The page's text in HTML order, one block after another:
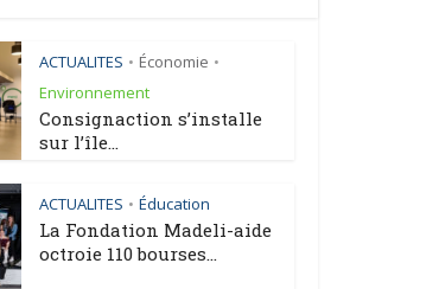
ACTUALITES • Économie •
Environnement
Consignaction s’installe
sur l’île...
ACTUALITES • Éducation
La Fondation Madeli-aide
octroie 110 bourses...